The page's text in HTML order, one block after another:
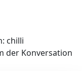
chilli
der Konversation